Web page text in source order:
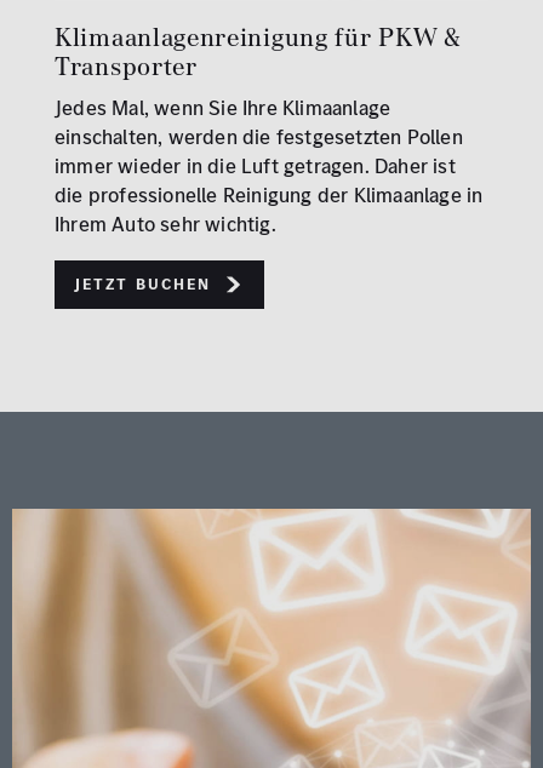
Klimaanlagenreinigung für PKW &
Transporter
Jedes Mal, wenn Sie Ihre Klimaanlage
einschalten, werden die festgesetzten Pollen
immer wieder in die Luft getragen. Daher ist
die professionelle Reinigung der Klimaanlage in
Ihrem Auto sehr wichtig.
Jetzt buchen